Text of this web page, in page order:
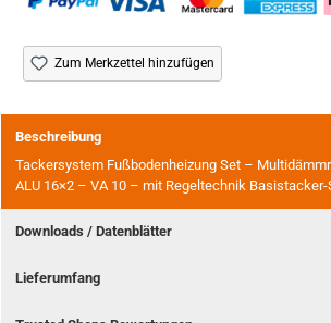
Zum Merkzettel hinzufügen
Beschreibung
Tackersystem Fußbodenheizung Set –
ALU 16×2 – VA 10 – mit Regeltechnik
Downloads / Datenblätter
Lieferumfang